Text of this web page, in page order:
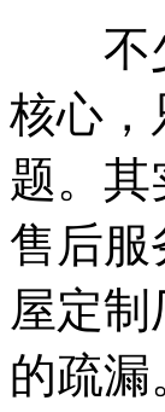
不
核心，
题。
售后服
屋定
的疏